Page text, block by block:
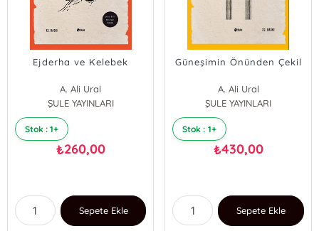
Ejderha ve Kelebek
A. Ali Ural
ŞULE YAYINLARI
Stok : 1+
₺260,00
Sepete Ekle
Güneşimin Önünden Çekil
A. Ali Ural
ŞULE YAYINLARI
Stok : 1+
₺430,00
Sepete Ekle